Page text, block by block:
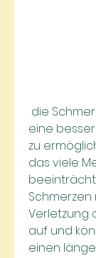
eine
zu
das viele
Verletzung
auf und
einen